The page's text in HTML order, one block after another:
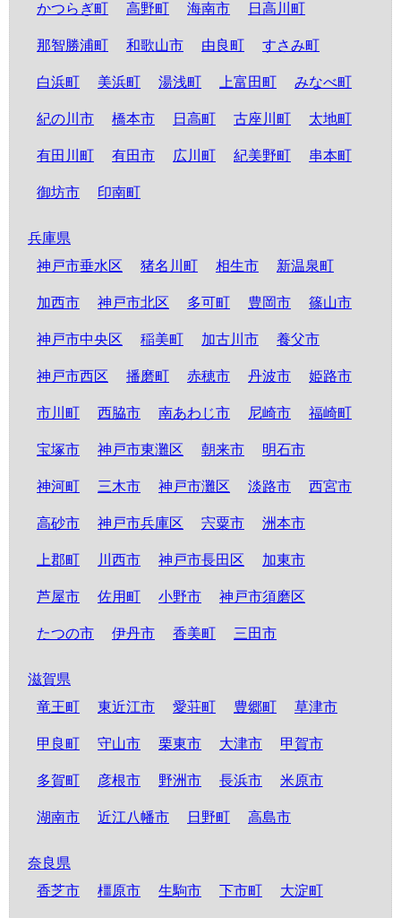
かつらぎ町 高野町 海南市 日高川町
那智勝浦町 和歌山市 由良町 すさみ町
白浜町 美浜町 湯浅町 上富田町 みなべ町
紀の川市 橋本市 日高町 古座川町 太地町
有田川町 有田市 広川町 紀美野町 串本町
御坊市 印南町
兵庫県
神戸市垂水区
猪名川町 相生市 新温泉町
加西市 神戸市北区 多可町 豊岡市 篠山市
神戸市中央区 稲美町 加古川市 養父市
神戸市西区 播磨町 赤穂市 丹波市 姫路市
市川町 西脇市 南あわじ市 尼崎市 福崎町
宝塚市 神戸市東灘区 朝来市 明石市
神河町 三木市 神戸市灘区 淡路市 西宮市
高砂市 神戸市兵庫区 宍粟市 洲本市
上郡町 川西市 神戸市長田区 加東市
芦屋市 佐用町 小野市 神戸市須磨区
たつの市 伊丹市 香美町 三田市
滋賀県
竜王町
東近江市 愛荘町 豊郷町 草津市
甲良町 守山市 栗東市 大津市 甲賀市
多賀町 彦根市 野洲市 長浜市 米原市
湖南市 近江八幡市 日野町 高島市
奈良県
香芝市
橿原市 生駒市 下市町 大淀町